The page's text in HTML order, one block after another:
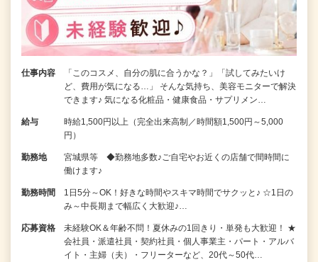
仕事内容
「このコスメ、自分の肌に合うかな？」「試してみたいけ
ど、費用が気になる…」 そんな気持ち、美容モニターで解決
できます♪ 気になる化粧品・健康食品・サプリメン…
給与
時給1,500円以上（完全出来高制／時間額1,500円～5,000
円）
勤務地
宮城県等 ◆勤務地多数♪ご自宅やお近くの店舗で間時間に
働けます♪
勤務時間
1日5分～OK！好きな時間やスキマ時間でサクッと♪ ☆1日の
み～中長期まで幅広く大歓迎♪…
応募資格
未経験OK＆年齢不問！夏休みの1回きり・単発も大歓迎！ ★
会社員・派遣社員・契約社員・個人事業主・パート・アルバ
イト・主婦（夫）・フリーターなど、20代～50代…